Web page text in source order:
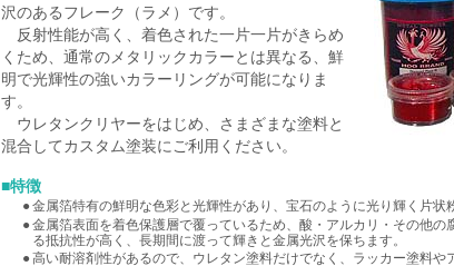
沢のあるフレーク（ラメ）です。
反射性能が高く、着色された一片一片がきらめ
くため、通常のメタリックカラーとは異なる、鮮
明で光輝性の強いカラーリングが可能になりま
す。
ウレタンクリヤーをはじめ、さまざまな塗料と
混合してカスタム塗装にご利用ください。
■特徴
●金属箔特有の鮮明な色彩と光輝性があり、宝石のように光り輝く片状
●金属箔表面を着色保護層で覆っているため、酸・アルカリ・その他の
る抵抗性が高く、長期間に渡って輝きと金属光沢を保ちます。
●高い耐溶剤性があるので、ウレタン塗料だけでなく、ラッカー塗料や